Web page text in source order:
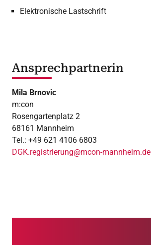
Elektronische Lastschrift
Ansprechpartnerin
Mila Brnovic
m:con
Rosengartenplatz 2
68161 Mannheim
Tel.: +49 621 4106 6803
DGK.registrierung@mcon-mannheim.de